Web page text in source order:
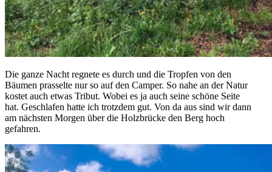
Die ganze Nacht regnete es durch und die Tropfen von den
Bäumen prasselte nur so auf den Camper. So nahe an der Natur
kostet auch etwas Tribut. Wobei es ja auch seine schöne Seite
hat. Geschlafen hatte ich trotzdem gut. Von da aus sind wir dann
am nächsten Morgen über die Holzbrücke den Berg hoch
gefahren.